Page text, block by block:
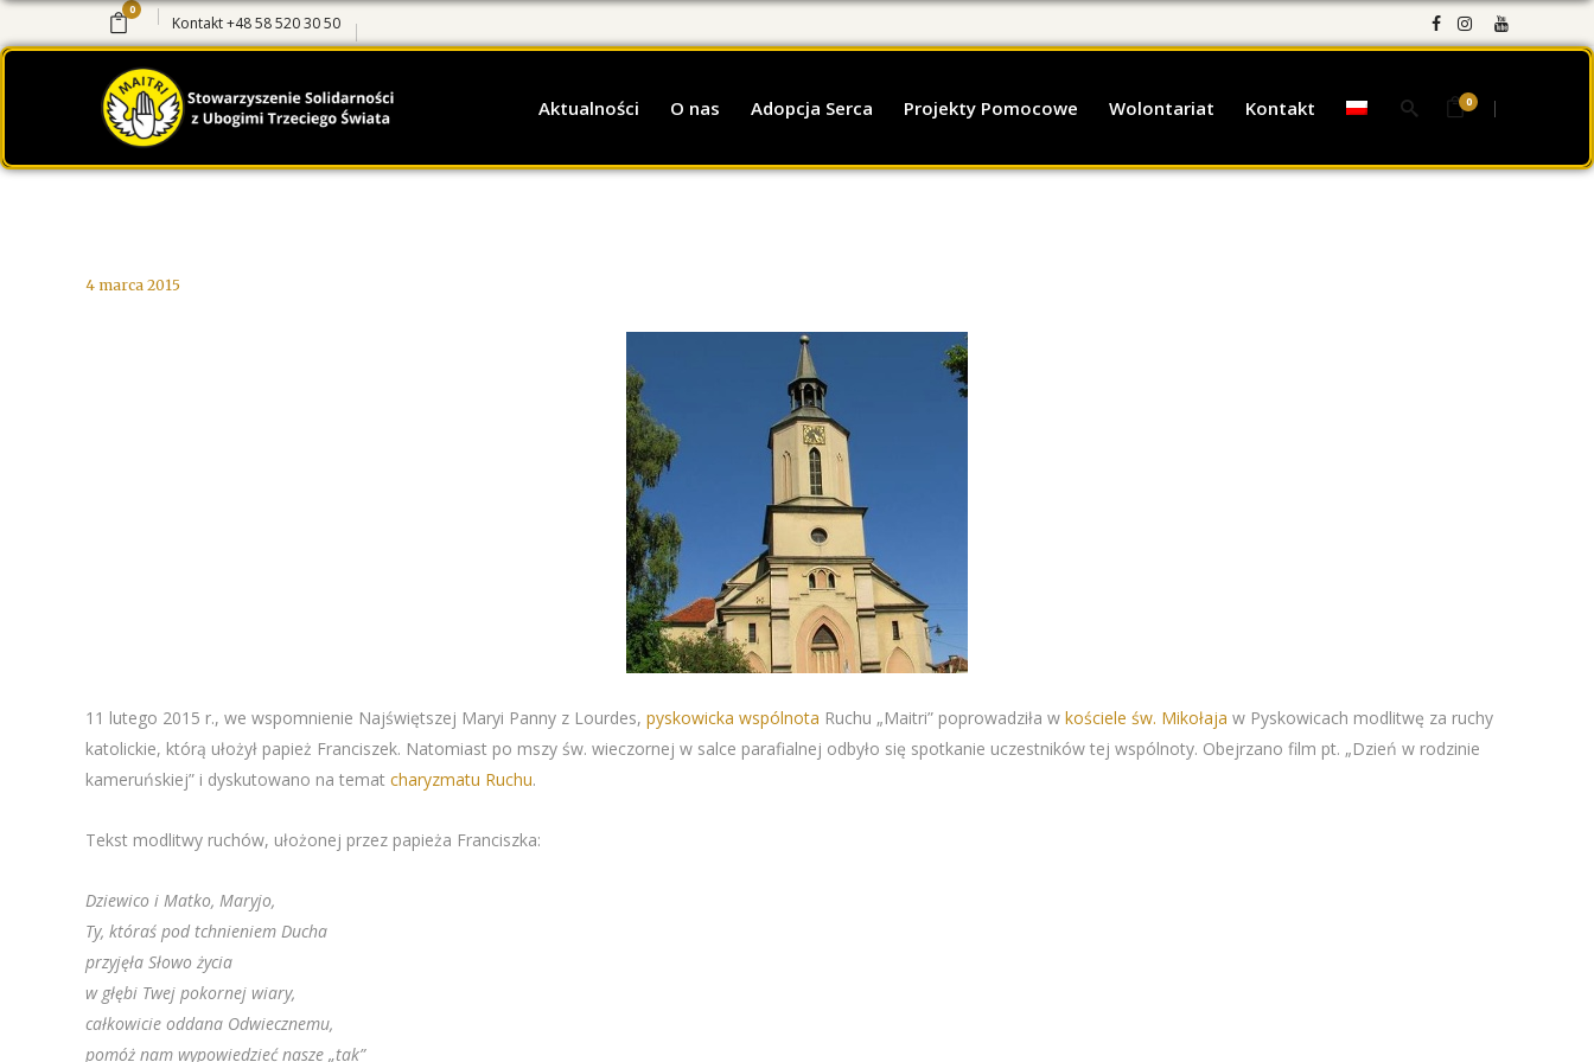
Kontakt+48 58 520 30 50
0
Aktualności O nas Adopcja Serca Projekty Pomocowe Wolontariat Kontakt 0
4 marca 2015
11 lutego 2015 r., we wspomnienie Najświętszej Maryi Panny z Lourdes, pyskowicka wspólnota Ruchu „Maitri” poprowadziła w kościele św. Mikołaja w Pyskowicach modlitwę za ruchy
katolickie, którą ułożył papież Franciszek. Natomiast po mszy św. wieczornej w salce parafialnej odbyło się spotkanie uczestników tej wspólnoty. Obejrzano film pt. „Dzień w rodzinie
kameruńskiej” i dyskutowano na temat charyzmatu Ruchu.
Tekst modlitwy ruchów, ułożonej przez papieża Franciszka:
Dziewico i Matko, Maryjo,
Ty, któraś pod tchnieniem Ducha
przyjęła Słowo życia
w głębi Twej pokornej wiary,
całkowicie oddana Odwiecznemu,
pomóż nam wypowiedzieć nasze „tak”